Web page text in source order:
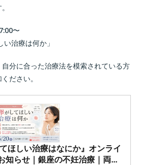
〜
治療は何か」
分に合った治療法を模索されている方
ださい。
ほしい治療はなにか』オンライ
知らせ｜銀座の不妊治療｜両角